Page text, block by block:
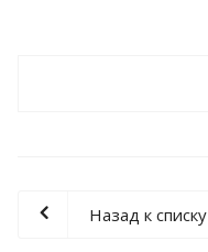
Назад к списку